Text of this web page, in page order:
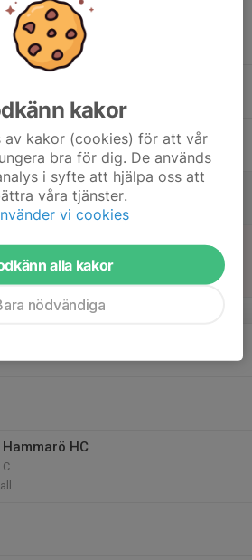
Grums IK
IK
C
v.43
HC
kakor
av kakor (cookies) för att vår
bra för dig. De används
i syfte att hjälpa oss att
våra tjänster.
vi cookies
alla kakor
nödvändiga